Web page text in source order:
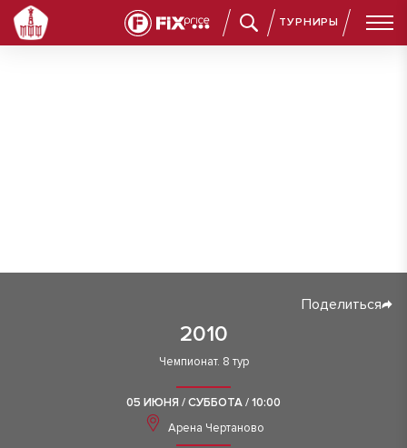
ТУРНИРЫ
2010
Поделиться
Чемпионат. 8 тур
05 ИЮНЯ / СУББОТА / 10:00
Арена Чертаново